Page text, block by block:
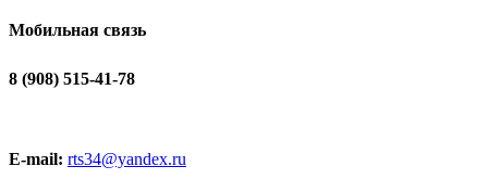
Мобильная связь
8 (908) 515-41-78
E-mail: rts34@yandex.ru